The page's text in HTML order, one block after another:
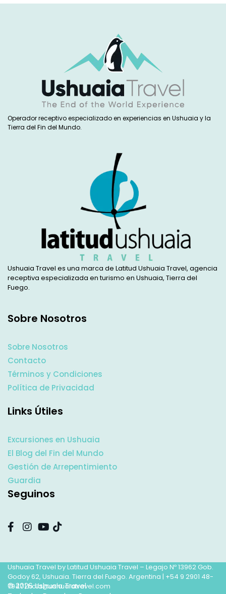
Operador receptivo especializado en experiencias en Ushuaia y la
Tierra del Fin del Mundo.
Ushuaia Travel es una marca de Latitud Ushuaia Travel, agencia
receptiva especializada en turismo en Ushuaia, Tierra del
Fuego.
Sobre Nosotros
Sobre Nosotros
Contacto
Términos y Condiciones
Política de Privacidad
Links Útiles
Excursiones en Ushuaia
El Blog del Fin del Mundo
Gestión de Arrepentimiento
Guardia
Seguinos
Ushuaia Travel by Latitud Ushuaia Travel – Legajo Nº 13962 Gob.
Godoy 62, Ushuaia. Tierra del Fuego. Argentina | +54 9 2901 48-
7947|hola@ushuaiatravel.com
© 2026 Ushuaia Travel